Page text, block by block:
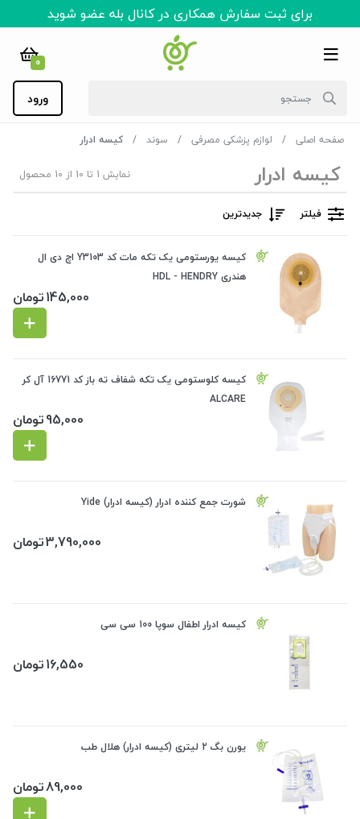
برای ثبت سفارش همکاری در کانال بله عضو شوید
0
ورود
صفحه اصلی لوازم پزشکی مصرفی سوند کیسه ادرار
کیسه ادرار نمایش 1 تا 10 از 10 محصول
فیلتر جدیدترین
کیسه یورستومی یک تکه مات کد Y3103 اچ دی ال
هندری HDL - HENDRY
145,000تومان
کیسه کلوستومی یک تکه شفاف ته باز کد 16771 آل کر
ALCARE
95,000تومان
شورت جمع کننده ادرار (کیسه ادرار) Yide
3,790,000تومان
کیسه ادرار اطفال سوپا 100 سی سی
16,550تومان
یورن بگ 2 لیتری (کیسه ادرار) هلال طب
89,000تومان